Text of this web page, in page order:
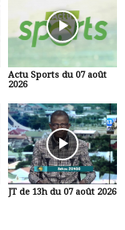
Actu Sports du 07 août
2026
JT de 13h du 07 août 2026